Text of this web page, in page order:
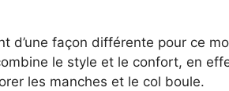
d’une façon différente pour ce
le style et le confort, en
les manches et le col boule.